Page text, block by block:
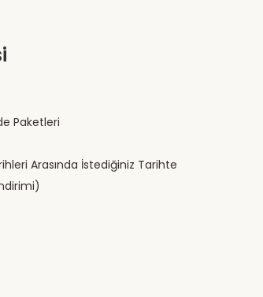
Paketleri
Arasında İstediğiniz Tarihte